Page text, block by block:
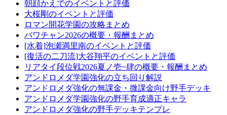
朝顔かえでのイベントと評価
大桜剛のイベントと評価
ロマン開花学園の攻略まとめ
パワチャン2026の概要・報酬まとめ
[水着]泡瀬満里南のイベントと評価
[復活の二刀流]大谷翔平のイベントと評価
リアタイ段位戦2026夏ノ壱~肆の概要・報酬まとめ
アンドロメダ学園強化の立ち回り解説
アンドロメダ強化の無課金・微課金向け野手デッキ
アンドロメダ学園強化の野手育成適正キャラ
アンドロメダ強化の野手デッキテンプレ